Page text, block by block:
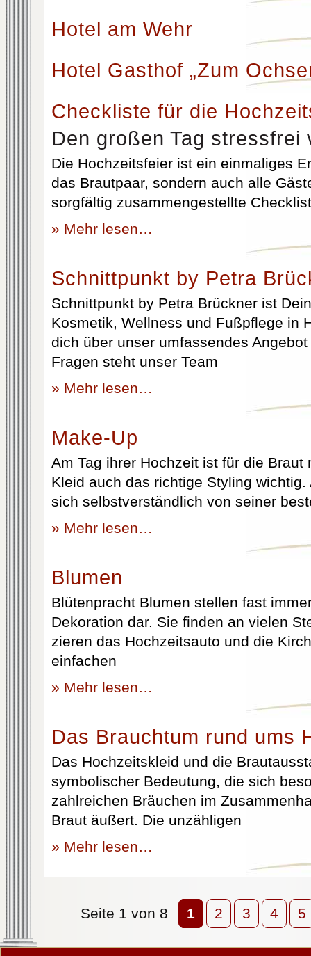
Hotel am Wehr
Hotel Gasthof „Zum
Checkliste für die
Den großen Tag stressfrei
Die Hochzeitsfeier ist ein einmaliges
das Brautpaar, sondern auch alle
sorgfältig zusammengestellte
» Mehr lesen…
Schnittpunkt by Petra
Schnittpunkt by Petra Brückner ist
Kosmetik, Wellness und Fußpflege in
dich über unser umfassendes
Fragen steht unser Team
» Mehr lesen…
Make-Up
Am Tag ihrer Hochzeit ist für die Braut
Kleid auch das richtige Styling
sich selbstverständlich von seiner
» Mehr lesen…
Blumen
Blütenpracht Blumen stellen fast
Dekoration dar. Sie finden an vielen
zieren das Hochzeitsauto und die
einfachen
» Mehr lesen…
Das Brauchtum rund ums
Das Hochzeitskleid und die
symbolischer Bedeutung, die sich
zahlreichen Bräuchen im
Braut äußert. Die unzähligen
» Mehr lesen…
Seite 1 von 8 1 2 3 4 5